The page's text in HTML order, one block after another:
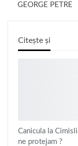
GEORGE PETRE
Citește și
Canicula la
ne protejam ?